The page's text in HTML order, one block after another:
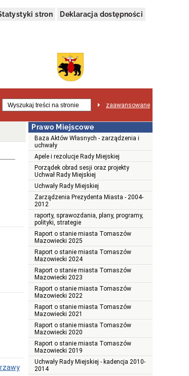
stron Deklaracja dostępności
zaawansowane
Prawo Miejscowe
Baza Aktów Własnych - zarządzenia i
uchwały
Apele i rezolucje Rady Miejskiej
Porządek obrad sesji oraz projekty
Uchwał Rady Miejskiej
Uchwały Rady Miejskiej
Zarządzenia Prezydenta Miasta - 2004-
2012
raporty, sprawozdania, plany, programy,
polityki, strategie
Raport o stanie miasta Tomaszów
Mazowiecki 2025
Raport o stanie miasta Tomaszów
Mazowiecki 2024
Raport o stanie miasta Tomaszów
Mazowiecki 2023
Raport o stanie miasta Tomaszów
Mazowiecki 2022
Raport o stanie miasta Tomaszów
Mazowiecki 2021
Raport o stanie miasta Tomaszów
Mazowiecki 2020
Raport o stanie miasta Tomaszów
Mazowiecki 2019
Uchwały Rady Miejskiej - kadencja 2010-
2014